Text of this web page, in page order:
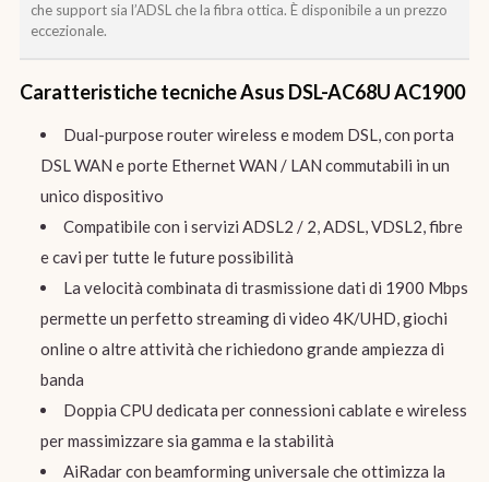
che support sia l’ADSL che la fibra ottica. È disponibile a un prezzo
eccezionale.
Caratteristiche tecnicheAsus DSL-AC68U AC1900
Dual-purpose router wireless e modem DSL, con porta
DSL WAN e porte Ethernet WAN / LAN commutabili in un
unico dispositivo
Compatibile con i servizi ADSL2 / 2, ADSL, VDSL2, fibre
e cavi per tutte le future possibilità
La velocità combinata di trasmissione dati di 1900 Mbps
permette un perfetto streaming di video 4K/UHD, giochi
online o altre attività che richiedono grande ampiezza di
banda
Doppia CPU dedicata per connessioni cablate e wireless
per massimizzare sia gamma e la stabilità
AiRadar con beamforming universale che ottimizza la